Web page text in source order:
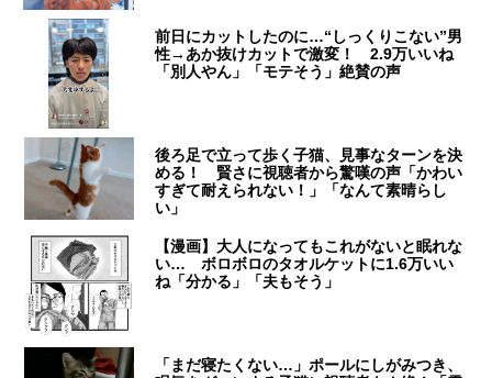
前日にカットしたのに…“しっくりこない”男
性→あか抜けカットで激変！ 2.9万いいね
「別人やん」「モテそう」絶賛の声
後ろ足で立って歩く子猫、見事なターンを決
める！ 賢さに視聴者から驚嘆の声「かわい
すぎて耐えられない！」「なんて素晴らし
い」
【漫画】大人になってもこれがないと眠れな
い… ボロボロのタオルケットに1.6万いい
ね「分かる」「夫もそう」
「まだ寝たくない…」ポールにしがみつき、